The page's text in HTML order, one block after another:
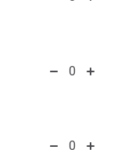
0
0